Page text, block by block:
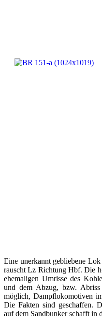
Eine unerkannt gebliebene
rauscht Lz Richtung Hbf. Die
ehemaligen Umrisse des
und dem Abzug, bzw.
möglich, Dampflokomotiven
Die Fakten sind geschaffen.
auf dem Sandbunker schafft in